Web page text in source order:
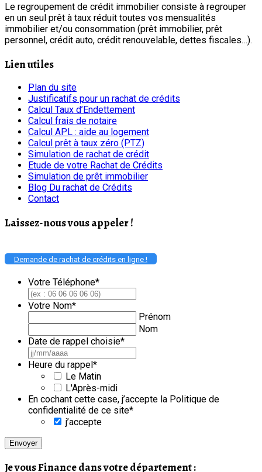
Le regroupement de crédit immobilier consiste à regrouper
en un seul prêt à taux réduit toutes vos mensualités
immobilier et/ou consommation (prêt immobilier, prêt
personnel, crédit auto, crédit renouvelable, dettes fiscales…).
Lien utiles
Plan du site
Justificatifs pour un rachat de crédits
Calcul Taux d’Endettement
Calcul frais de notaire
Calcul APL : aide au logement
Calcul prêt à taux zéro (PTZ)
Simulation de rachat de crédit
Etude de votre Rachat de Crédits
Simulation de prêt immobilier
Blog Du rachat de Crédits
Contact
Laissez-nous vous appeler !
Demande de rachat de crédits en ligne !
Votre Téléphone*
Votre Nom*
Prénom
Nom
Date de rappel choisie*
AAAA
Heure du rappel*
Le Matin
L'Après-midi
En cochant cette case, j’accepte la Politique de
confidentialité de ce site*
j’accepte
Je vous Finance dans votre département :